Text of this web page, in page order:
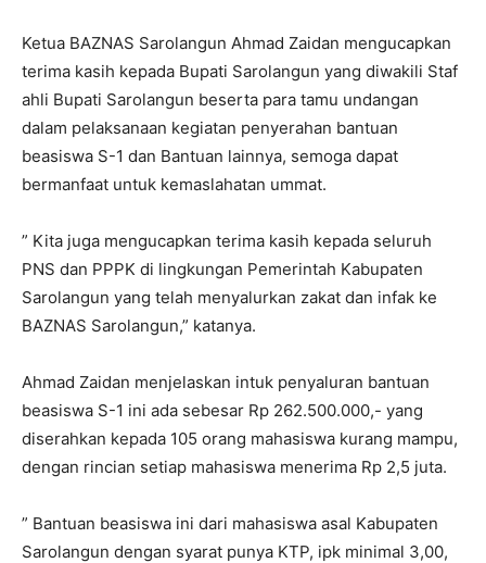
Ketua BAZNAS Sarolangun Ahmad Zaidan mengucapkan
terima kasih kepada Bupati Sarolangun yang diwakili Staf
ahli Bupati Sarolangun beserta para tamu undangan
dalam pelaksanaan kegiatan penyerahan bantuan
beasiswa S-1 dan Bantuan lainnya, semoga dapat
bermanfaat untuk kemaslahatan ummat.
” Kita juga mengucapkan terima kasih kepada seluruh
PNS dan PPPK di lingkungan Pemerintah Kabupaten
Sarolangun yang telah menyalurkan zakat dan infak ke
BAZNAS Sarolangun,” katanya.
Ahmad Zaidan menjelaskan intuk penyaluran bantuan
beasiswa S-1 ini ada sebesar Rp 262.500.000,- yang
diserahkan kepada 105 orang mahasiswa kurang mampu,
dengan rincian setiap mahasiswa menerima Rp 2,5 juta.
” Bantuan beasiswa ini dari mahasiswa asal Kabupaten
Sarolangun dengan syarat punya KTP, ipk minimal 3,00,